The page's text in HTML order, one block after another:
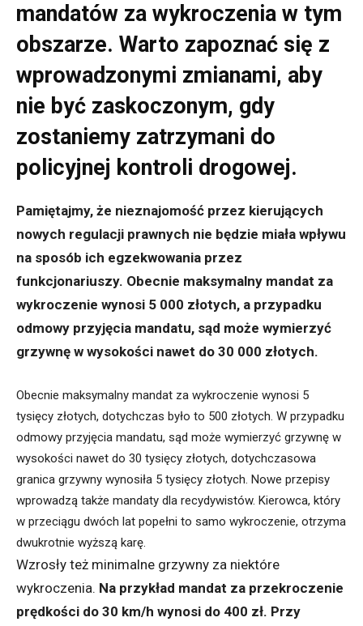
mandatów za wykroczenia w tym
obszarze. Warto zapoznać się z
wprowadzonymi zmianami, aby
nie być zaskoczonym, gdy
zostaniemy zatrzymani do
policyjnej kontroli drogowej.
Pamiętajmy, że nieznajomość przez kierujących
nowych regulacji prawnych nie będzie miała wpływu
na sposób ich egzekwowania przez
funkcjonariuszy. Obecnie maksymalny mandat za
wykroczenie wynosi 5 000 złotych, a przypadku
odmowy przyjęcia mandatu, sąd może wymierzyć
grzywnę w wysokości nawet do 30 000 złotych.
Obecnie maksymalny mandat za wykroczenie wynosi 5
tysięcy złotych, dotychczas było to 500 złotych. W przypadku
odmowy przyjęcia mandatu, sąd może wymierzyć grzywnę w
wysokości nawet do 30 tysięcy złotych, dotychczasowa
granica grzywny wynosiła 5 tysięcy złotych. Nowe przepisy
wprowadzą także mandaty dla recydywistów. Kierowca, który
w przeciągu dwóch lat popełni to samo wykroczenie, otrzyma
dwukrotnie wyższą karę.
Wzrosły też minimalne grzywny za niektóre
wykroczenia. Na przykład mandat za przekroczenie
prędkości do 30 km/h wynosi do 400 zł. Przy